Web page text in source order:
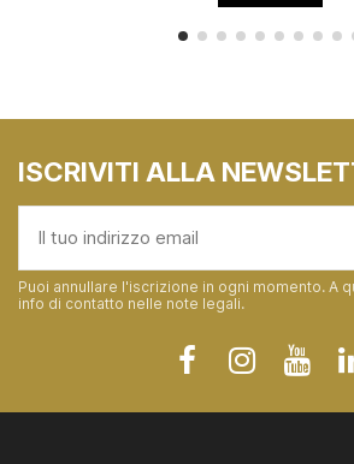
ISCRIVITI ALLA
Puoi annullare l'iscrizione in ogni momento. A
info di contatto nelle note legali.